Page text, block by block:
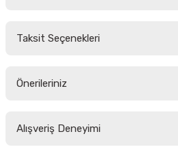
Taksit Seçenekleri
Önerileriniz
yetersiz gördüğünüz noktaları öneri
Alışveriş Deneyimi